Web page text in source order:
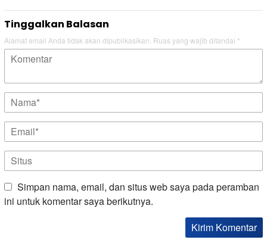
Tinggalkan Balasan
Alamat email Anda tidak akan dipublikasikan. Ruas yang wajib ditandai *
Simpan nama, email, dan situs web saya pada peramban
ini untuk komentar saya berikutnya.